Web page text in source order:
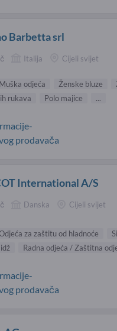
Barbetta srl
Italija Cijeli svijet
Muška odjeća Ženske bluze
rukava
Polo majice ...
prodavača
International A/S
Danska Cijeli svijet
za zaštitu od hladnoće
Radna odjeća / Zaštitna
prodavača